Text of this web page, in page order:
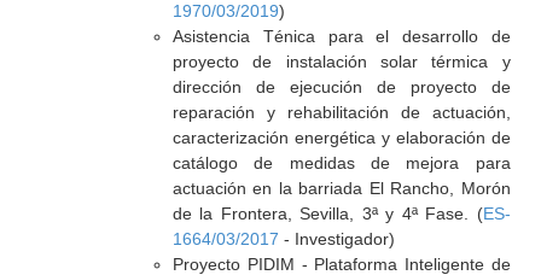
1970/03/2019)
Asistencia Ténica para el desarrollo de
proyecto de instalación solar térmica y
dirección de ejecución de proyecto de
reparación y rehabilitación de actuación,
caracterización energética y elaboración de
catálogo de medidas de mejora para
actuación en la barriada El Rancho, Morón
de la Frontera, Sevilla, 3ª y 4ª Fase. (ES-
1664/03/2017 - Investigador)
Proyecto PIDIM - Plataforma Inteligente de